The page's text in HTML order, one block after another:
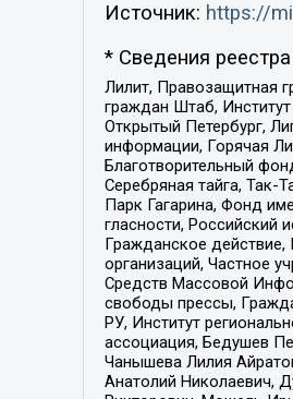
Источник: https://
* Сведения
Лилит, Правозащитная
граждан Штаб,
Открытый Петербург,
информации, Горячая
Благотворительный
Серебряная тайга, Так-
Парк Гагарина, Фонд
гласности, Российский
Гражданское
организаций, Частное
Средств Массовой
свободы прессы,
РУ, Институт
ассоциация, Бедушев
Чанышева Лилия
Анатолий Николаевич,